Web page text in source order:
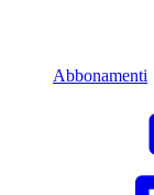
Abbonamenti